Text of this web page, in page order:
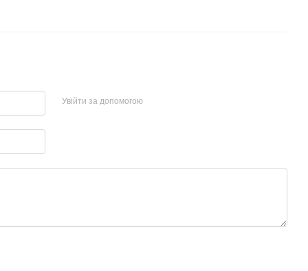
Увійти за допомогою